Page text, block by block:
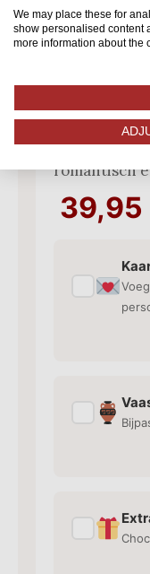
10
Verras je
Loren rozen
romantisch
39,95
We may place these for
show personalised content
more information about the